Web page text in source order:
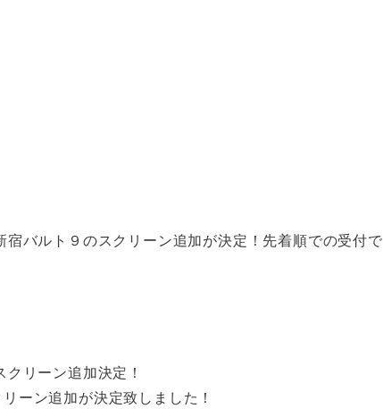
宿バルト９のスクリーン追加が決定！先着順での受付で
リーン追加決定！
ーン追加が決定致しました！